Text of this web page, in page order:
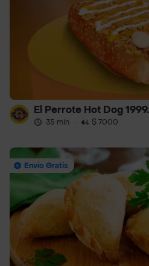
El Perrote Hot Dog 1999.
35 min · $ 7000
Envío Gratis